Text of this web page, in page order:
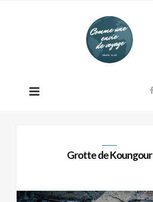
Comme
une
envie
de
Grotte de Koungour